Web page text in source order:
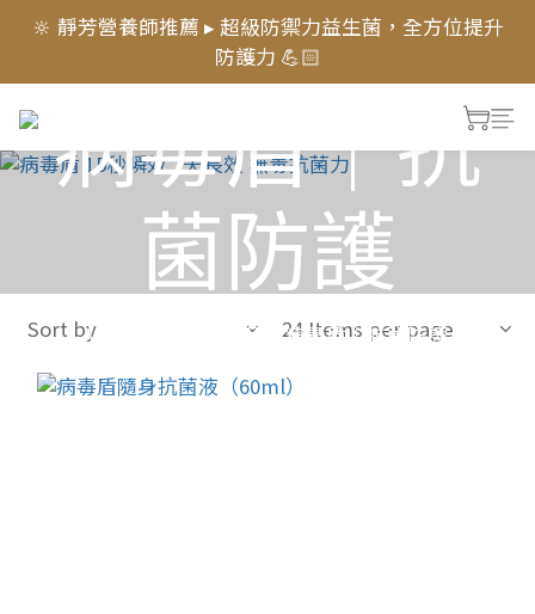
新會員登入送 1000元 購物金💰 首購 享『68折』，超
激優惠⚡
🔆 靜芳營養師推薦 ▸ 超級防禦力益生菌，全方位提升
防護力 💪🏻
✨新品上市〖萃月皙 奢眠逆齡菌膠晶萃〗✨ 7天進階好
新會員登入送 1000元 購物金💰 首購 享『68折』，超
激優惠⚡
病毒盾｜抗
菌防護
View All 所有產品 >病毒盾｜抗菌防護
Sort by 24 Items per page